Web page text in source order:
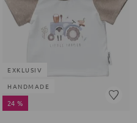
EXKLUSIV
HANDMADE
24 %